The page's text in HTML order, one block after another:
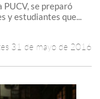
se preparó
y estudiantes que...
31 de mayo de 2016